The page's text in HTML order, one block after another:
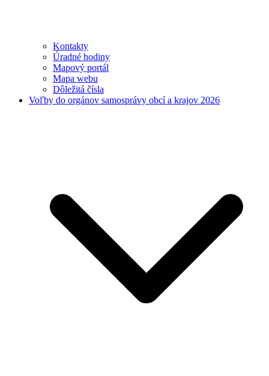
Kontakty
Úradné hodiny
Mapový portál
Mapa webu
Dôležitá čísla
Voľby do orgánov samosprávy obcí a krajov 2026